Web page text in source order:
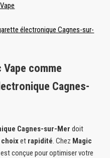
électronique Cagnes-sur-
comme
Cagnes-
Cagnes-sur-Mer doit
choixet rapidité. Chez Magic
est conçue pour optimiser votre